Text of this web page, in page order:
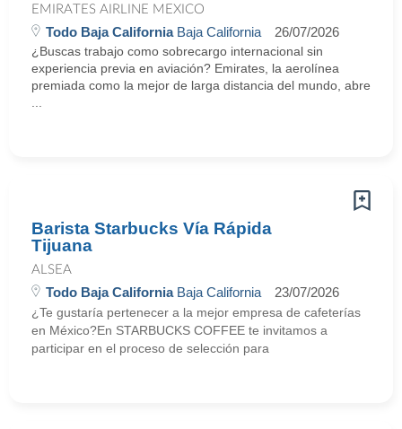
EMIRATES AIRLINE MEXICO
Todo Baja CaliforniaBaja California 26/07/2026
¿Buscas trabajo como sobrecargo internacional sin
experiencia previa en aviación? Emirates, la aerolínea
premiada como la mejor de larga distancia del mundo, abre
Barista Starbucks Vía Rápida
Tijuana
ALSEA
Todo Baja CaliforniaBaja California 23/07/2026
¿Te gustaría pertenecer a la mejor empresa de cafeterías
en México?En STARBUCKS COFFEE te invitamos a
participar en el proceso de selección para